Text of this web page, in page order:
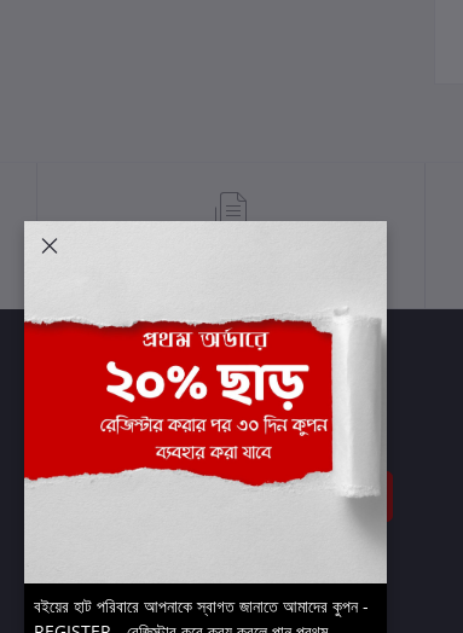
সাবস্ক্রাইব
বইয়ের হাট পরিবারে আপনাকে স্বাগত জানাতে আমাদের কুপন -